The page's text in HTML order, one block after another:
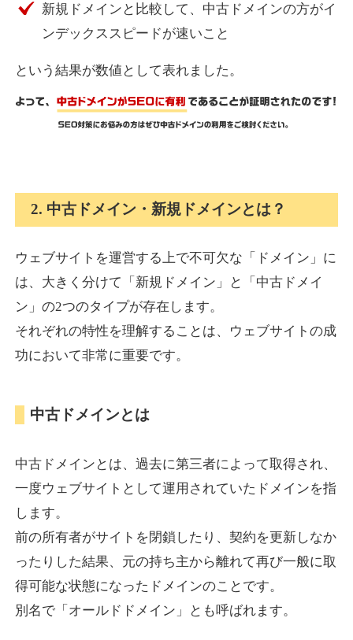
詳細を見る
10,800円 入札 0件
詳細を見る
fukuoka-marathon.com
torigirl-movie.com
ジャンルその他
DA38 外部リンク数 383 ドメイン年齢10年
10,800円 入札 0件
詳細を見る
vrnvroomn.com
ジャンル通販
DA
10,800円 入札 0件
新規ドメインと比較して、中古ドメインの方がイ
ンデックススピードが速いこと
という結果が数値として表れました。
2. 中古ドメイン・新規ドメインとは？
ウェブサイトを運営する上で不可欠な「ドメイン」に
は、大きく分けて「新規ドメイン」と「中古ドメイ
ン」の2つのタイプが存在します。
それぞれの特性を理解することは、ウェブサイトの成
功において非常に重要です。
中古ドメインとは
中古ドメインとは、過去に第三者によって取得され、
一度ウェブサイトとして運用されていたドメインを指
します。
前の所有者がサイトを閉鎖したり、契約を更新しなか
ったりした結果、元の持ち主から離れて再び一般に取
得可能な状態になったドメインのことです。
別名で「オールドドメイン」とも呼ばれます。